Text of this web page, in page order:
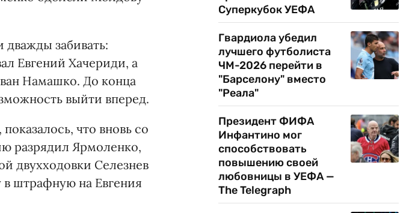
забивать:
Евгений Хачериди, а
Намашко. До конца
выйти вперед.
что вновь со
разрядил Ярмоленко,
двухходовки Селезнев
штрафную на Евгения
Суперкубок УЕФА
Гвардиола убедил
лучшего футболиста
ЧМ-2026 перейти в
"Барселону" вместо
"Реала"
Президент ФИФА
Инфантино мог
способствовать
повышению своей
любовницы в УЕФА —
The Telegraph